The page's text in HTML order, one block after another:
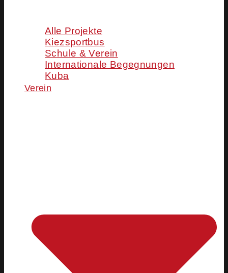
Alle Projekte
Kiezsportbus
Schule & Verein
Internationale Begegnungen
Kuba
Verein